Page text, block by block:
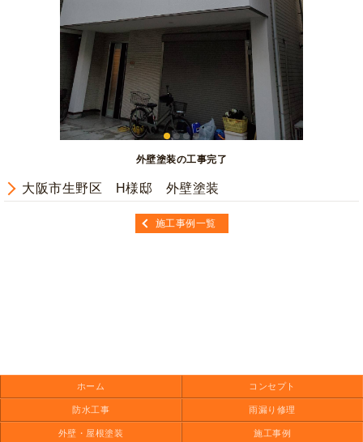
外壁塗装の工事完了
大阪市生野区 H様邸 外壁塗装
施工事例一覧
ホーム コンセプト
防水工事 雨漏り修理
外壁・屋根塗装 施工事例